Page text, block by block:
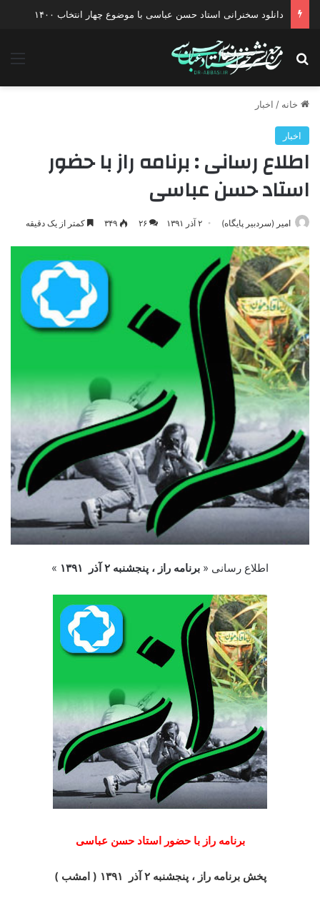
دانلود سخنرانی استاد حسن عباسی با موضوع چهار انتخاب ۱۴۰۰
جستجو برای
خانه / اخبار
اخبار
اطلاع رسانی : برنامه راز با حضور
استاد حسن عباسی
امیر (سردبیر پایگاه) ۲ آذر ۱۳۹۱ ۲۶ ۳۴۹ کمتر از یک دقیقه
اطلاع رسانی « برنامه راز ، پنجشنبه ۲ آذر ۱۳۹۱ »
برنامه راز با حضور استاد حسن عباسی
پخش برنامه راز ، پنجشنبه ۲ آذر ۱۳۹۱ ( امشب )